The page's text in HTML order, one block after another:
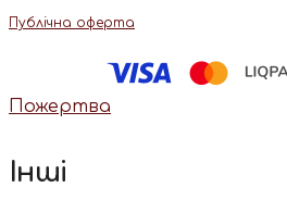
Публічна оферта
Пожертва
Інші